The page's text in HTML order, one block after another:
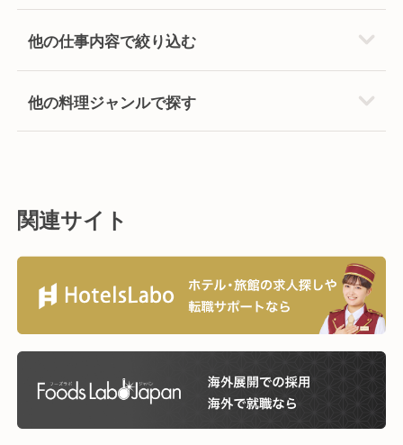
他の仕事内容で絞り込む
他の料理ジャンルで探す
関連サイト